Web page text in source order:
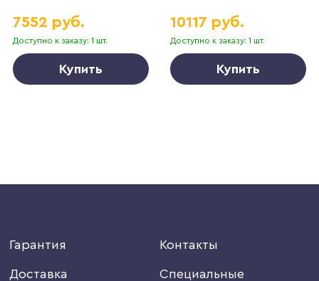
Доступно к заказу: 1 шт.
7552 руб.
Купить
Доступно к заказу: 1 шт.
10117 руб.
Купить
Гарантия
Доставка
Контакты
Специальные